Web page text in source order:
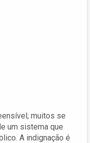
muitos se
um sistema que
A indignação é